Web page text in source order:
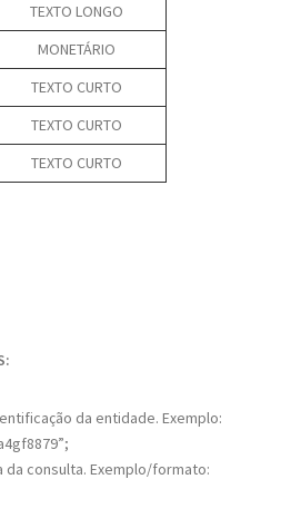
TEXTO LONGO
MONETÁRIO
TEXTO CURTO
TEXTO CURTO
TEXTO CURTO
da entidade. Exemplo:
da consulta. Exemplo/formato: